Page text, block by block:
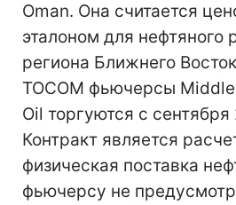
Oman. Она считается
эталоном для нефтяного
региона Ближнего
TOCOM фьючерсы
Oil торгуются с сентября
Контракт является
физическая поставка
фьючерсу не